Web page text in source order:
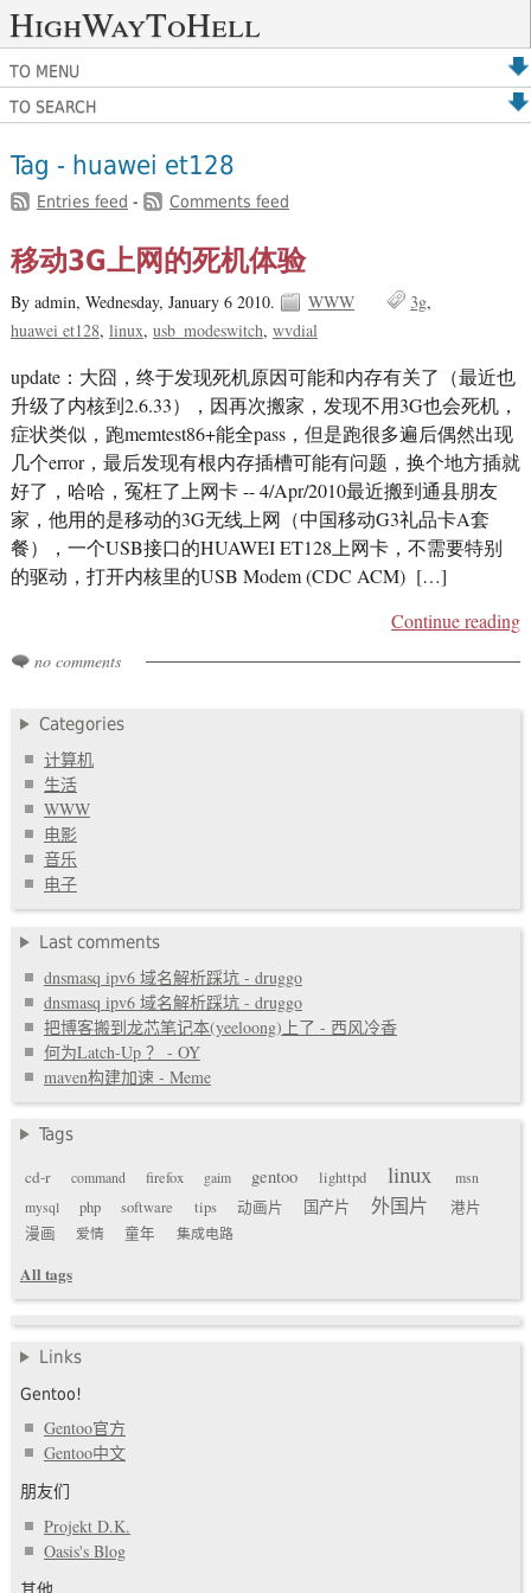
HighWayToHell
TO MENU
TO SEARCH
Tag - huawei et128
Entries feed - Comments feed
移动3G上网的死机体验
By admin, Wednesday, January 6 2010. WWW
3g
huawei et128 linux usb_modeswitch wvdial
update：大囧，终于发现死机原因可能和内存有关了（最近也
升级了内核到2.6.33），因再次搬家，发现不用3G也会死机，
症状类似，跑memtest86+能全pass，但是跑很多遍后偶然出现
几个error，最后发现有根内存插槽可能有问题，换个地方插就
好了，哈哈，冤枉了上网卡 -- 4/Apr/2010最近搬到通县朋友
家，他用的是移动的3G无线上网（中国移动G3礼品卡A套
餐），一个USB接口的HUAWEI ET128上网卡，不需要特别
的驱动，打开内核里的USB Modem (CDC ACM) […]
Continue reading
no comments
Categories
计算机
生活
WWW
电影
音乐
电子
Last comments
dnsmasq ipv6 域名解析踩坑 - druggo
dnsmasq ipv6 域名解析踩坑 - druggo
把博客搬到龙芯笔记本(yeeloong)上了 - 西风冷香
何为Latch-Up ？ - OY
maven构建加速 - Meme
Tags
cd-r
command firefox gaim gentoo lighttpd linux
msn
mysql
php software tips 动画片 国产片 外国片
港片
漫画
爱情 童年 集成电路
All tags
Links
Gentoo!
Gentoo官方
Gentoo中文
朋友们
Projekt D.K.
Oasis's Blog
其他